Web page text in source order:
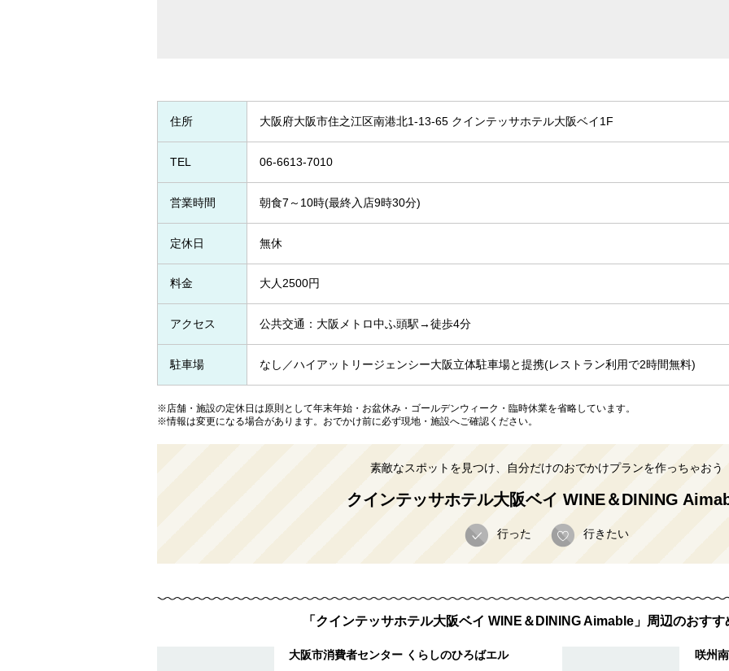
住所 大阪府大阪市住之江区南港北1-13-65 クインテッサホテル大阪ベイ1F
TEL 06-6613-7010
営業時間 朝食7～10時(最終入店9時30分)
定休日 無休
料金 大人2500円
アクセス 公共交通：大阪メトロ中ふ頭駅→徒歩4分
駐車場 なし／ハイアットリージェンシー大阪立体駐車場と提携(レストラン利用で2時間無料)
※店舗・施設の定休日は原則として年末年始・お盆休み・ゴールデンウィーク・臨時休業を省略しています。
※情報は変更になる場合があります。おでかけ前に必ず現地・施設へご確認ください。
素敵なスポットを見つけ、自分だけのおでかけプランを作っちゃおう
クインテッサホテル大阪ベイ WINE＆DINING
行った 行きたい
「クインテッサホテル大阪ベイ WINE＆DINING Aimable」周辺のおす
大阪市消費者センター くらしのひろばエル 咲州